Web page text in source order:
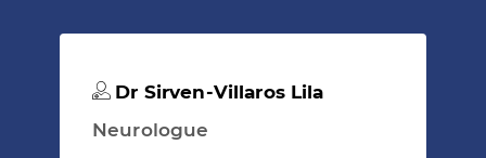
Dr Sirven-Villaros Lila
Neurologue